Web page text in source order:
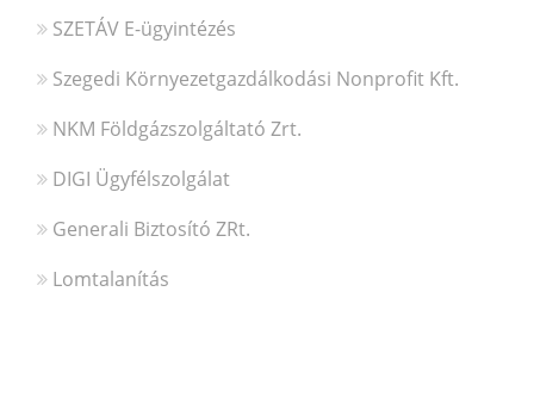
SZETÁV E-ügyintézés
Szegedi Környezetgazdálkodási Nonprofit Kft.
NKM Földgázszolgáltató Zrt.
DIGI Ügyfélszolgálat
Generali Biztosító ZRt.
Lomtalanítás